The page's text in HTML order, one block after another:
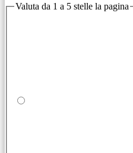
Valuta da 1 a 5 stelle la pagina